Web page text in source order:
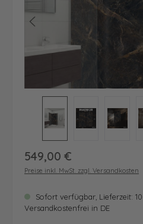
Regulärer Preis:
549,00 €
Preise inkl. MwSt. zzgl. Versandkosten
Sofort verfügbar, Lieferzeit:
Versandkostenfrei in DE